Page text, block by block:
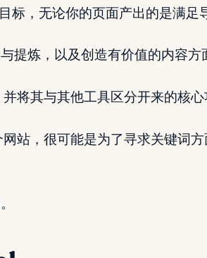
标，无论你的页面产出的是满足
提炼，以及创造有价值的内容方
将其与其他工具区分开来的核心
站，很可能是为了寻求关键词